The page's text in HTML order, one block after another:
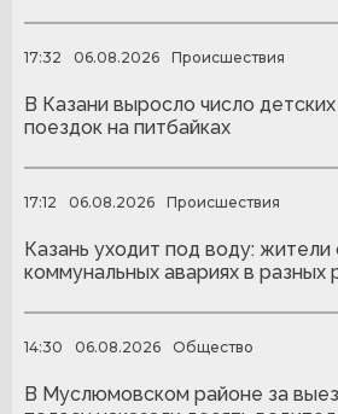
17:32 06.08.2026 Происшествия
В Казани выросло число
поездок на питбайках
17:12 06.08.2026 Происшествия
Казань уходит под воду:
коммунальных авариях в разных
14:30 06.08.2026 Общество
В Муслюмовском районе за